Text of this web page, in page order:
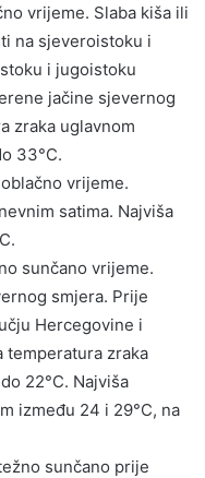
vrijeme. Slaba kiša ili
na sjeveroistoku i
i jugoistoku
jačine sjevernog
zraka uglavnom
33°C.
vrijeme.
satima. Najviša
sunčano vrijeme.
smjera. Prije
Hercegovine i
temperatura zraka
22°C. Najviša
između 24 i 29°C, na
sunčano prije